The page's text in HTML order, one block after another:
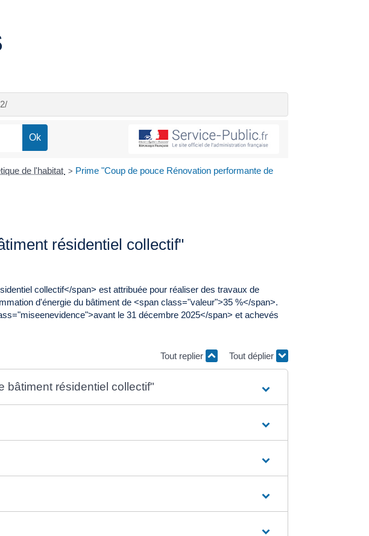
de l'habitat > Prime "Coup de pouce Rénovation performante de
résidentiel collectif"
collectif</span> est attribuée pour réaliser des travaux de
d'énergie du bâtiment de <span class="valeur">35 %</span>.
le 31 décembre 2025</span> et achevés
Tout replier Tout déplier
bâtiment résidentiel collectif"